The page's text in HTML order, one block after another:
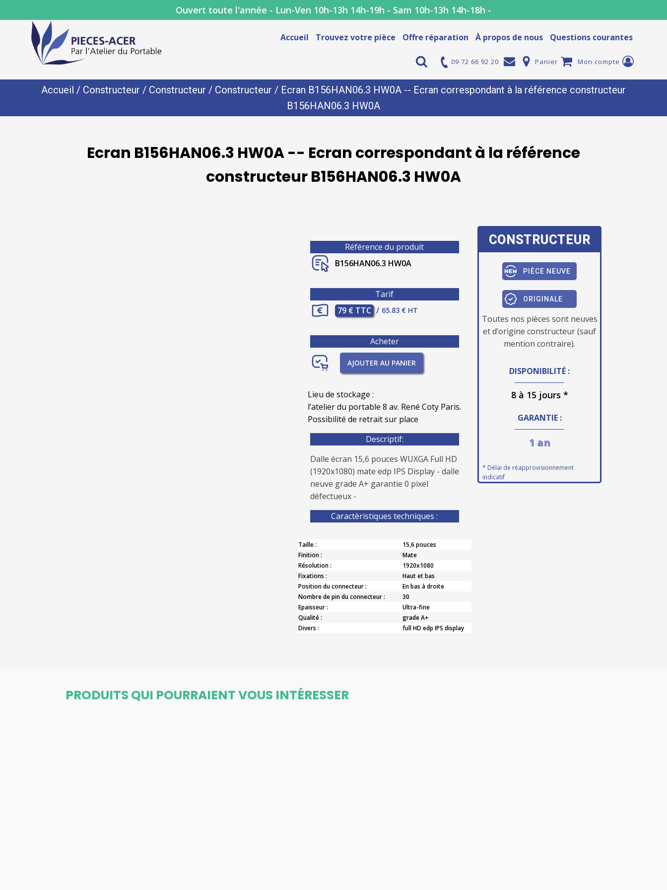
Ouvert toute l'année - Lun-Ven 10h-13h 14h-19h - Sam 10h-13h 14h-18h -
Accueil Trouvez votre pièce Offre réparation À propos de nous Questions courantes
09 72 66 92 20 Panier Mon compte
Accueil / Constructeur / Constructeur / Constructeur / Ecran B156HAN06.3 HW0A -- Ecran correspondant à la référence constructeur
B156HAN06.3 HW0A
Ecran B156HAN06.3 HW0A -- Ecran correspondant à la référence
constructeur B156HAN06.3 HW0A
Référence du produit
B156HAN06.3 HW0A
Tarif
79 € TTC / 65.83 € HT
Acheter
AJOUTER AU PANIER
Lieu de stockage :
l’atelier du portable 8 av. René Coty Paris.
Possibilité de retrait sur place
Descriptif:
Dalle écran 15,6 pouces WUXGA Full HD
(1920x1080) mate edp IPS Display - dalle
neuve grade A+ garantie 0 pixel
défectueux -
Caractèristiques techniques :
Taille :
15,6 pouces
Finition :
Mate
Résolution :
1920x1080
Fixations :
Haut et bas
Position du connecteur :
En bas à droite
Nombre de pin du connecteur :
30
Epaisseur :
Ultra-fine
Qualité :
grade A+
Divers :
full HD edp IPS display
CONSTRUCTEUR
PIÈCE NEUVE
ORIGINALE
Toutes nos pièces sont neuves
et d’origine constructeur (sauf
mention contraire).
DISPONIBILITÉ :
8 à 15 jours *
GARANTIE :
1 an
* Délai de réapprovisionnement
indicatif
PRODUITS QUI POURRAIENT VOUS INTÉRESSER